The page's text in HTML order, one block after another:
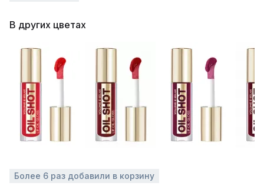
В других цветах
Более 6 раз добавили в корзину